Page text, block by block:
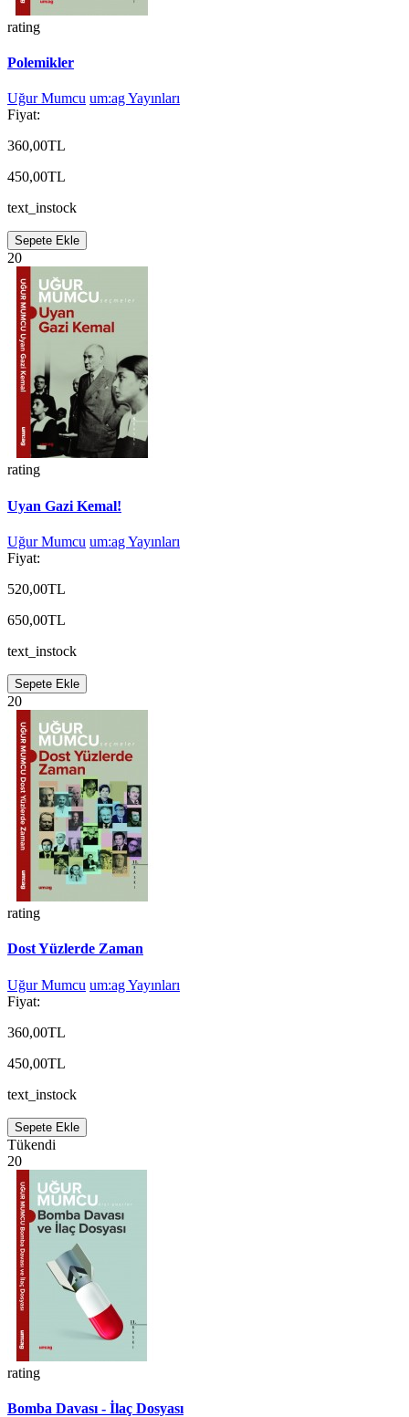
rating
Polemikler
Uğur Mumcu um:ag Yayınları
Fiyat:
360,00TL
450,00TL
text_instock
Sepete Ekle
20
rating
Uyan Gazi Kemal!
Uğur Mumcu um:ag Yayınları
Fiyat:
520,00TL
650,00TL
text_instock
Sepete Ekle
20
rating
Dost Yüzlerde Zaman
Uğur Mumcu um:ag Yayınları
Fiyat:
360,00TL
450,00TL
text_instock
Sepete Ekle
Tükendi
20
rating
Bomba Davası - İlaç Dosyası